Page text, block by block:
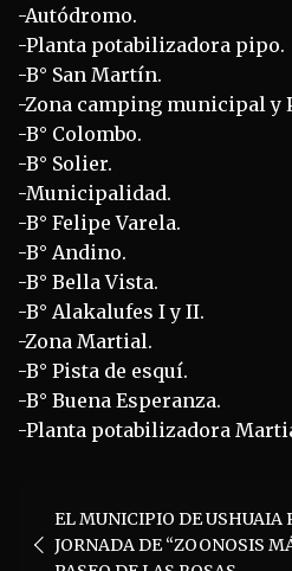
-Autódromo.
-Planta potabilizadora pipo.
-B° San Martín.
-Zona camping municipal y
-B° Colombo.
-B° Solier.
-Municipalidad.
-B° Felipe Varela.
-B° Andino.
-B° Bella Vista.
-B° Alakalufes I y II.
-Zona Martial.
-B° Pista de esquí.
-B° Buena Esperanza.
-Planta potabilizadora
de EL MUNICIPIO DE USHUAIA
JORNADA DE “ZOONOSIS